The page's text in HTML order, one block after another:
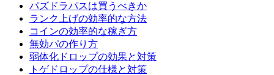
パズドラパスは買うべきか
ランク上げの効率的な方法
コインの効率的な稼ぎ方
無効パの作り方
弱体化ドロップの効果と対策
トゲドロップの仕様と対策